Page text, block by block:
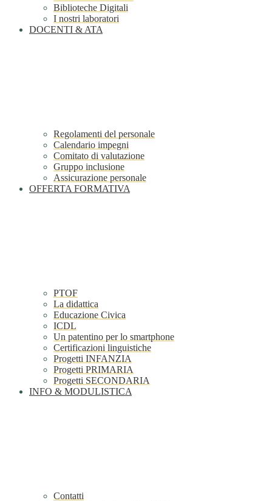
Biblioteche Digitali
I nostri laboratori
DOCENTI & ATA
Regolamenti del personale
Calendario impegni
Comitato di valutazione
Gruppo inclusione
Assicurazione personale
OFFERTA FORMATIVA
PTOF
La didattica
Educazione Civica
ICDL
Un patentino per lo smartphone
Certificazioni linguistiche
Progetti INFANZIA
Progetti PRIMARIA
Progetti SECONDARIA
INFO & MODULISTICA
Contatti